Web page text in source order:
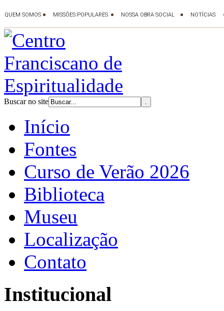
Buscar no site
Início
Fontes
Curso de Verão 2026
Biblioteca
Museu
Localização
Contato
Institucional